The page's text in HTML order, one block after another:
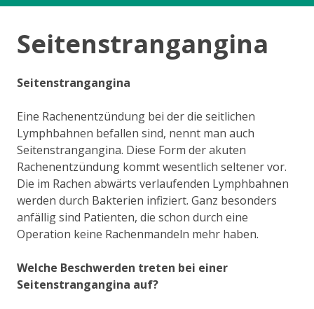
Seitenstrangangina
Seitenstrangangina
Eine Rachenentzündung bei der die seitlichen
Lymphbahnen befallen sind, nennt man auch
Seitenstrangangina. Diese Form der akuten
Rachenentzündung kommt wesentlich seltener vor.
Die im Rachen abwärts verlaufenden Lymphbahnen
werden durch Bakterien infiziert. Ganz besonders
anfällig sind Patienten, die schon durch eine
Operation keine Rachenmandeln mehr haben.
Welche Beschwerden treten bei einer
Seitenstrangangina auf?